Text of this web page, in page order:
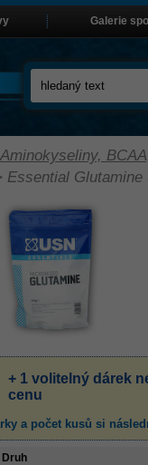
Aminokyseliny,
Essential Glutamine
+ 1 volitelný dárek
cenu
a počet kusů si
Druh
Galerie